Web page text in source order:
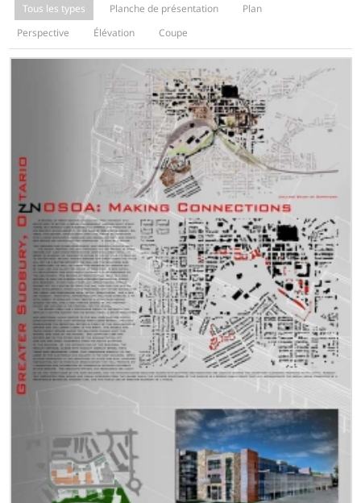
Tous les types Planche de présentation
Plan
Perspective
Élévation Coupe